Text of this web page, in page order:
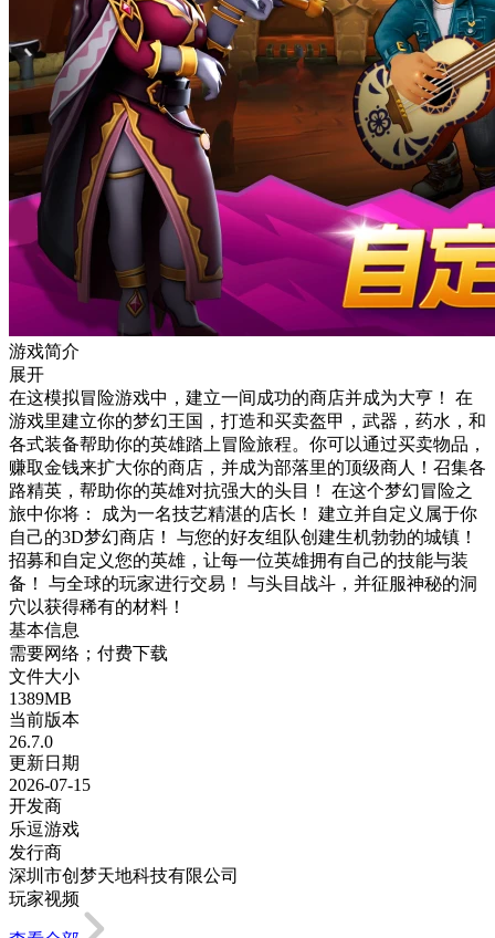
游戏简介
展开
在这模拟冒险游戏中，建立一间成功的商店并成为大亨！ 在
游戏里建立你的梦幻王国，打造和买卖盔甲，武器，药水，和
各式装备帮助你的英雄踏上冒险旅程。你可以通过买卖物品，
赚取金钱来扩大你的商店，并成为部落里的顶级商人！召集各
路精英，帮助你的英雄对抗强大的头目！ 在这个梦幻冒险之
旅中你将： 成为一名技艺精湛的店长！ 建立并自定义属于你
自己的3D梦幻商店！ 与您的好友组队创建生机勃勃的城镇！
招募和自定义您的英雄，让每一位英雄拥有自己的技能与装
备！ 与全球的玩家进行交易！ 与头目战斗，并征服神秘的洞
穴以获得稀有的材料！
基本信息
需要网络；付费下载
文件大小
1389MB
当前版本
26.7.0
更新日期
2026-07-15
开发商
乐逗游戏
发行商
深圳市创梦天地科技有限公司
玩家视频